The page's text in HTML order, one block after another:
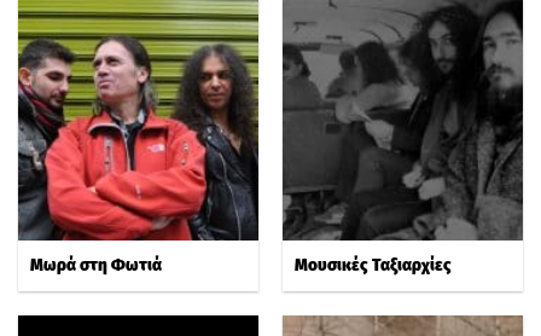
Μωρά στη Φωτιά Μουσικές Ταξιαρχίες